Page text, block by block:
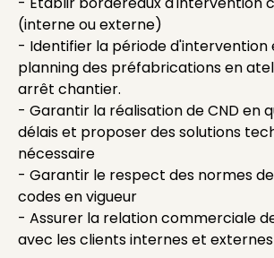
(interne ou externe)
- Identifier la période d'intervention
planning des préfabrications en
arrêt chantier.
- Garantir la réalisation de CND en
délais et proposer des solutions
nécessaire
- Garantir le respect des normes de
codes en vigueur
- Assurer la relation commerciale
avec les clients internes et externes